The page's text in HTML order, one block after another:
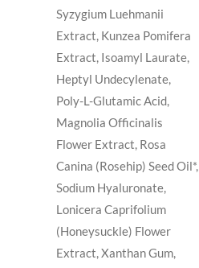
Syzygium Luehmanii
Extract, Kunzea Pomifera
Extract, Isoamyl Laurate,
Heptyl Undecylenate,
Poly-L-Glutamic Acid,
Magnolia Officinalis
Flower Extract, Rosa
Canina (Rosehip) Seed Oil*,
Sodium Hyaluronate,
Lonicera Caprifolium
(Honeysuckle) Flower
Extract, Xanthan Gum,